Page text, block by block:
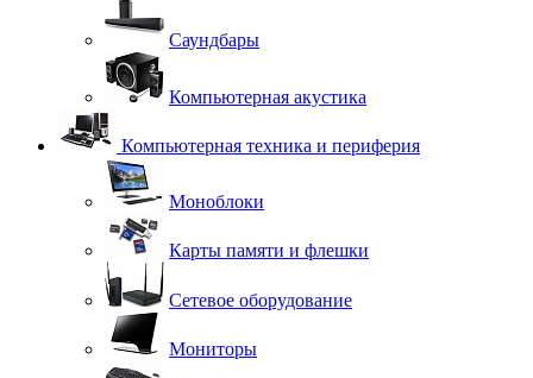
Саундбары
Компьютерная акустика
Компьютерная техника и периферия
Моноблоки
Карты памяти и флешки
Сетевое оборудование
Мониторы